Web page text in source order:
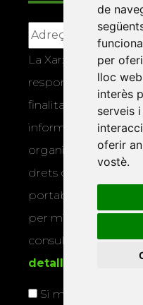
de
per
lloc web
interès
serveis
oferir
vostè.
La Xarxa Vives
responsable,
finalitat de gestionar
informar-vos dels
organitza la Xarxa
drets d’accés,
portabilitat,
per mitjans físics o
consultar la
detallada sobre
Si marqueu